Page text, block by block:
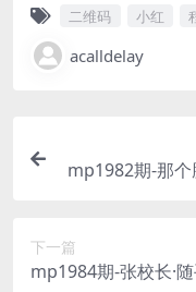
二维码 小红
acalldelay
mp1982期-那个
下一篇
mp1984期-张校长·